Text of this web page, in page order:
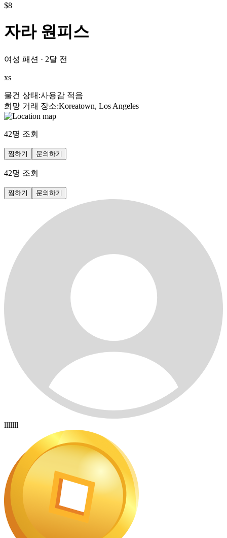
$8
자라 원피스
여성 패션 · 2달 전
xs
물건 상태 :사용감 적음
희망 거래 장소:Koreatown, Los Angeles
42명 조회
찜하기 문의하기
42명 조회
찜하기 문의하기
lllllll